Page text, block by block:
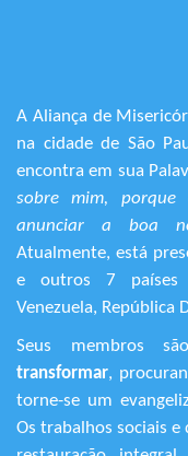
A Aliança de
na cidade de São
encontra em sua
sobre mim, porque
anunciar a boa
Atualmente, está
e outros 7 países
Venezuela, República
Seus membros
transformar,
torne-se um
Os trabalhos sociais e